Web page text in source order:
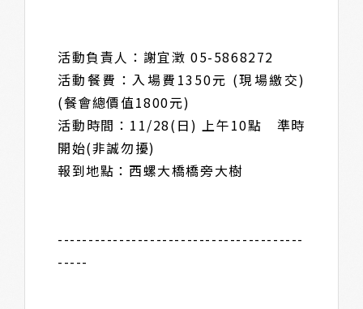
活動負責人：謝宜澂 05-5868272
活動餐費：入場費1350元 (現場繳交)
(餐會總價值1800元)
活動時間：11/28(日) 上午10點 準時
開始(非誠勿擾)
報到地點：西螺大橋橋旁大樹
----------------------------------------
-----